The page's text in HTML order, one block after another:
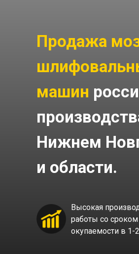
Продажа
машин
Нижнем
и области.
Высокая
работы со сроком
окупаемости в 1-